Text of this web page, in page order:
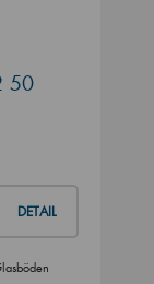
50
DETAIL